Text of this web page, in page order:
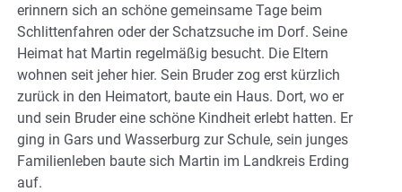
erinnern sich an schöne gemeinsame Tage beim
Schlittenfahren oder der Schatzsuche im Dorf. Seine
Heimat hat Martin regelmäßig besucht. Die Eltern
wohnen seit jeher hier. Sein Bruder zog erst kürzlich
zurück in den Heimatort, baute ein Haus. Dort, wo er
und sein Bruder eine schöne Kindheit erlebt hatten. Er
ging in Gars und Wasserburg zur Schule, sein junges
Familienleben baute sich Martin im Landkreis Erding
auf.